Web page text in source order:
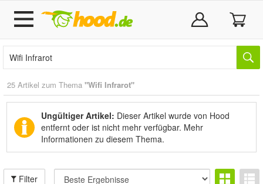
25 Artikel zum Thema "Wifi Infrarot"
Ungültiger Artikel: Dieser Artikel wurde von Hood
entfernt oder ist nicht mehr verfügbar. Mehr
Informationen zu diesem Thema.
Filter